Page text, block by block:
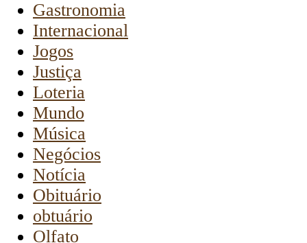
Gastronomia
Internacional
Jogos
Justiça
Loteria
Mundo
Música
Negócios
Notícia
Obituário
obtuário
Olfato